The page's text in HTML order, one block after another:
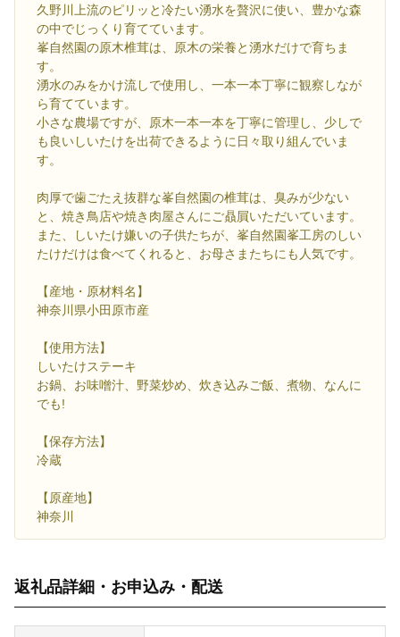
久野川上流のピリッと冷たい湧水を贅沢に使い、豊かな森
の中でじっくり育てています。
峯自然園の原木椎茸は、原木の栄養と湧水だけで育ちま
す。
湧水のみをかけ流しで使用し、一本一本丁寧に観察しなが
ら育てています。
小さな農場ですが、原木一本一本を丁寧に管理し、少しで
も良いしいたけを出荷できるように日々取り組んでいま
す。
肉厚で歯ごたえ抜群な峯自然園の椎茸は、臭みが少ない
と、焼き鳥店や焼き肉屋さんにご贔屓いただいています。
また、しいたけ嫌いの子供たちが、峯自然園峯工房のしい
たけだけは食べてくれると、お母さまたちにも人気です。
【産地・原材料名】
神奈川県小田原市産
【使用方法】
しいたけステーキ
お鍋、お味噌汁、野菜炒め、炊き込みご飯、煮物、なんに
でも!
【保存方法】
冷蔵
【原産地】
神奈川
返礼品詳細・お申込み・配送